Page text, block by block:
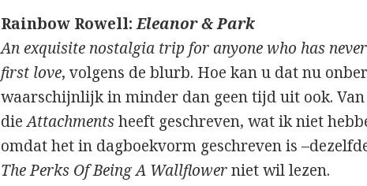
Rainbow Rowell:Eleanor & Park
An exquisite nostalgia trip for anyone who has
first love, volgens de blurb. Hoe kan u dat nu
waarschijnlijk in minder dan geen tijd uit ook.
dieAttachmentsheeft geschreven, wat ik niet
omdat het in dagboekvorm geschreven is
The Perks Of Being A Wallflowerniet wil lezen.